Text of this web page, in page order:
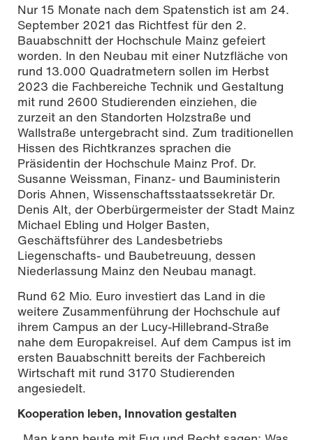
Copyright: Hochschule Mainz (Motiv: Bastian Hansl, Alumnus der
Hochschule Mainz, Fachbereich Gestaltung)
Nur 15 Monate nach dem Spatenstich ist am 24.
September 2021 das Richtfest für den 2.
Bauabschnitt der Hochschule Mainz gefeiert
worden. In den Neubau mit einer Nutzfläche von
rund 13.000 Quadratmetern sollen im Herbst
2023 die Fachbereiche Technik und Gestaltung
mit rund 2600 Studierenden einziehen, die
zurzeit an den Standorten Holzstraße und
Wallstraße untergebracht sind. Zum traditionellen
Hissen des Richtkranzes sprachen die
Präsidentin der Hochschule Mainz Prof. Dr.
Susanne Weissman, Finanz- und Bauministerin
Doris Ahnen, Wissenschaftsstaatssekretär Dr.
Denis Alt, der Oberbürgermeister der Stadt Mainz
Michael Ebling und Holger Basten,
Geschäftsführer des Landesbetriebs
Liegenschafts- und Baubetreuung, dessen
Niederlassung Mainz den Neubau managt.
Rund 62 Mio. Euro investiert das Land in die
weitere Zusammenführung der Hochschule auf
ihrem Campus an der Lucy-Hillebrand-Straße
nahe dem Europakreisel. Auf dem Campus ist im
ersten Bauabschnitt bereits der Fachbereich
Wirtschaft mit rund 3170 Studierenden
angesiedelt.
Kooperation leben, Innovation gestalten